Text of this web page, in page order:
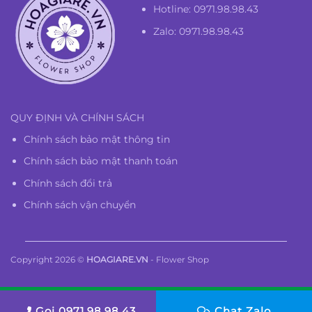
Hotline:0971.98.98.43
Zalo: 0971.98.98.43
QUY ĐỊNH VÀ CHÍNH SÁCH
Chính sách bảo mật thông tin
Chính sách bảo mật thanh toán
Chính sách đổi trả
Chính sách vận chuyển
Copyright 2026 © HOAGIARE.VN - Flower Shop